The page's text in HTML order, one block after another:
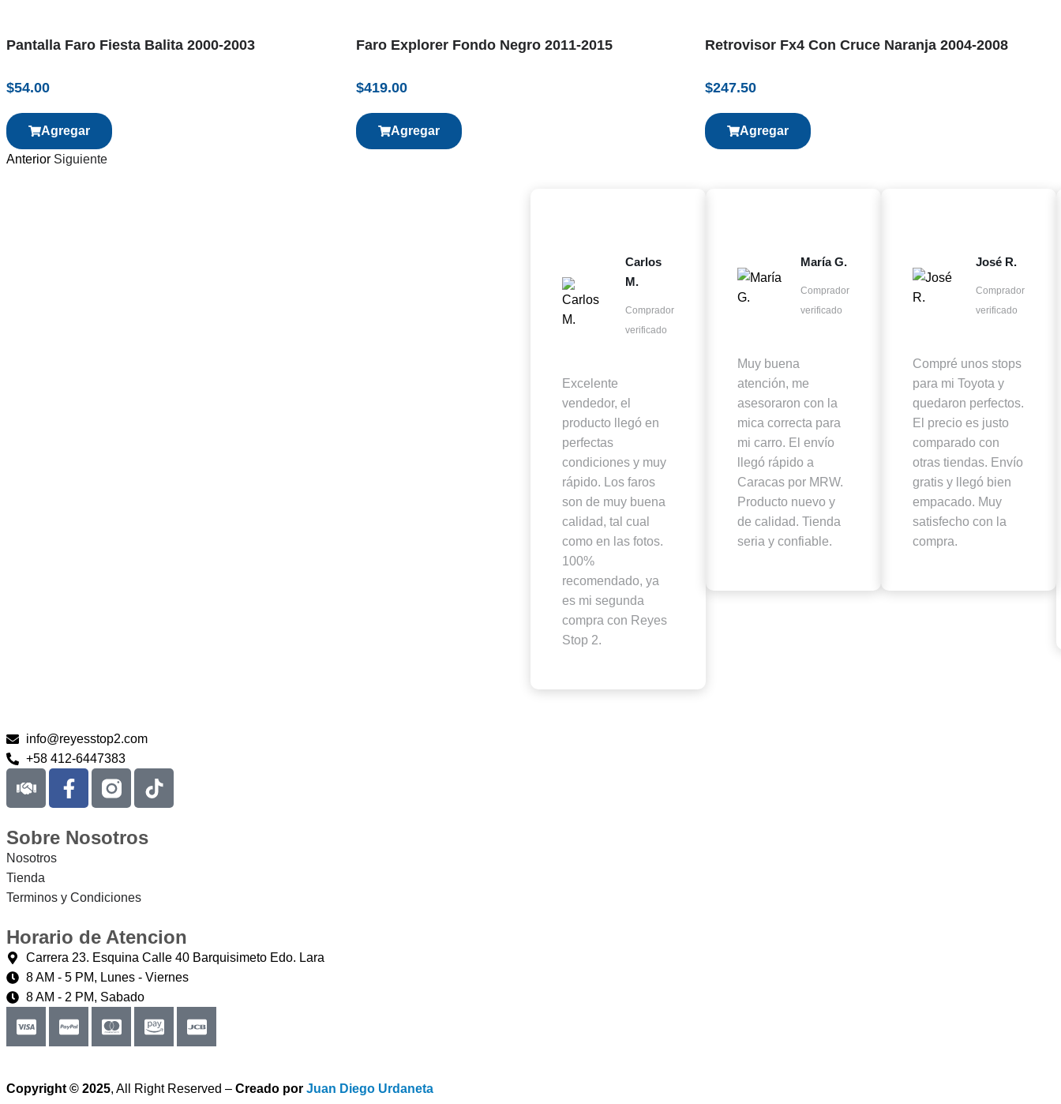
Pantalla Faro Fiesta Balita 2000-2003
$54.00
Agregar
Faro Explorer Fondo Negro 2011-2015
$419.00
Agregar
Retrovisor Fx4 Con Cruce Naranja 2004-2008
$247.50
Agregar
Anterior Siguiente
Carlos
M.
Comprador
verificado
Excelente
vendedor, el
producto llegó en
perfectas
condiciones y muy
rápido. Los faros
son de muy buena
calidad, tal cual
como en las fotos.
100%
recomendado, ya
es mi segunda
compra con Reyes
Stop 2.
María G.
Comprador
verificado
Muy buena
atención, me
asesoraron con la
mica correcta para
mi carro. El envío
llegó rápido a
Caracas por MRW.
Producto nuevo y
de calidad. Tienda
seria y confiable.
José R.
Comprador
verificado
Compré unos stops
para mi Toyota y
quedaron perfectos.
El precio es justo
comparado con
otras tiendas. Envío
gratis y llegó bien
empacado. Muy
satisfecho con la
compra.
info@reyesstop2.com
+58 412-6447383
Sobre Nosotros
Nosotros
Tienda
Terminos y Condiciones
Horario de Atencion
Carrera 23. Esquina Calle 40 Barquisimeto Edo. Lara
8 AM - 5 PM, Lunes - Viernes
8 AM - 2 PM, Sabado
Copyright © 2025, All Right Reserved – Creado por Juan Diego Urdaneta